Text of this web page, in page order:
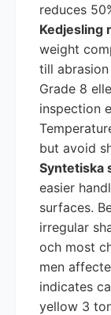
reduces
Kedjesling
weight
till
Grade 8
inspection
but avoid
Syntetiska
easier
surfaces.
irregular
och most
men
indicates
yellow 3